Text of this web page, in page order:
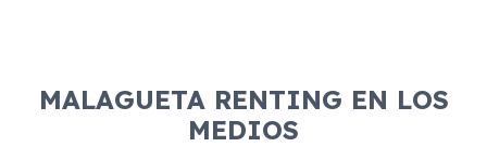
MALAGUETA RENTING EN LOS
MEDIOS